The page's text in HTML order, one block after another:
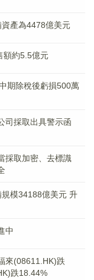
產為4478億美元
額約5.5億元
期除稅後虧損500萬
司採取出具警示函
採取加密、去標識
模34188億美元 升
中
來(08611.HK)跌
跌18.44%